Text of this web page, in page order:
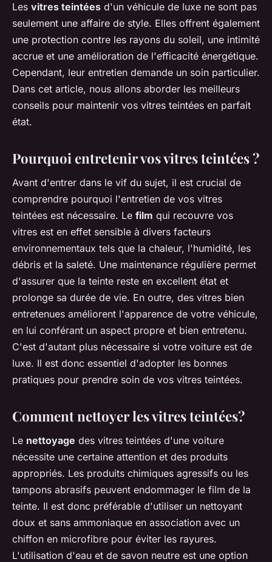
Les vitres teintées d'un véhicule de luxe ne sont pas
seulement une affaire de style. Elles offrent également
une protection contre les rayons du soleil, une intimité
accrue et une amélioration de l'efficacité énergétique.
Cependant, leur entretien demande un soin particulier.
Dans cet article, nous allons aborder les meilleurs
conseils pour maintenir vos vitres teintées en parfait
état.
Pourquoi entretenir vos vitres teintées ?
Avant d'entrer dans le vif du sujet, il est crucial de
comprendre pourquoi l'entretien de vos vitres
teintées est nécessaire. Le film qui recouvre vos
vitres est en effet sensible à divers facteurs
environnementaux tels que la chaleur, l'humidité, les
débris et la saleté. Une maintenance régulière permet
d'assurer que la teinte reste en excellent état et
prolonge sa durée de vie. En outre, des vitres bien
entretenues améliorent l'apparence de votre véhicule,
en lui conférant un aspect propre et bien entretenu.
C'est d'autant plus nécessaire si votre voiture est de
luxe. Il est donc essentiel d'adopter les bonnes
pratiques pour prendre soin de vos vitres teintées.
Comment nettoyer les vitres teintées?
Le nettoyage des vitres teintées d'une voiture
nécessite une certaine attention et des produits
appropriés. Les produits chimiques agressifs ou les
tampons abrasifs peuvent endommager le film de la
teinte. Il est donc préférable d'utiliser un nettoyant
doux et sans ammoniaque en association avec un
chiffon en microfibre pour éviter les rayures.
L'utilisation d'eau et de savon neutre est une option